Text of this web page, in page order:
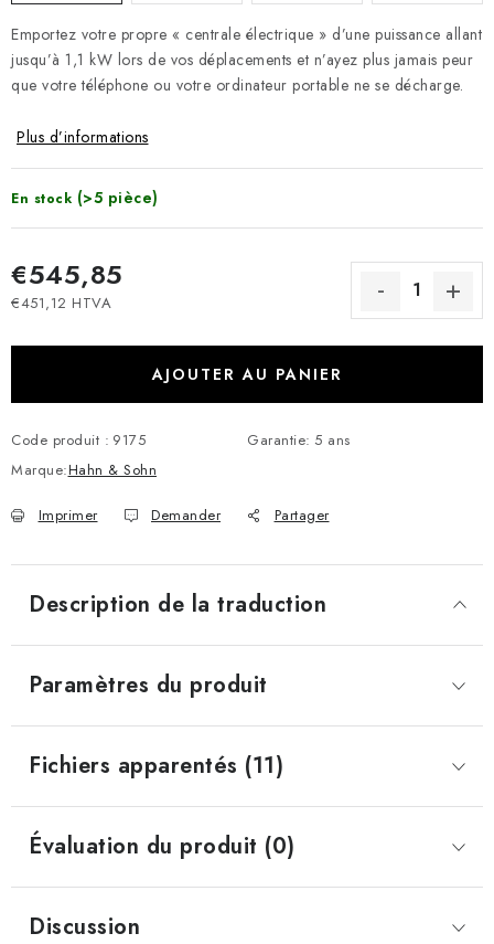
Emportez votre propre « centrale électrique » d’une puissance allant
jusqu’à 1,1 kW lors de vos déplacements et n’ayez plus jamais peur
que votre téléphone ou votre ordinateur portable ne se décharge.
Plus d’informations
En stock (>5 pièce)
€545,85
€451,12 HTVA
AJOUTER AU PANIER
Code produit : 9175
Marque:Hahn & Sohn
Garantie: 5 ans
Imprimer Demander Partager
Description de la traduction
Paramètres du produit
Fichiers apparentés (11)
Évaluation du produit (0)
Discussion